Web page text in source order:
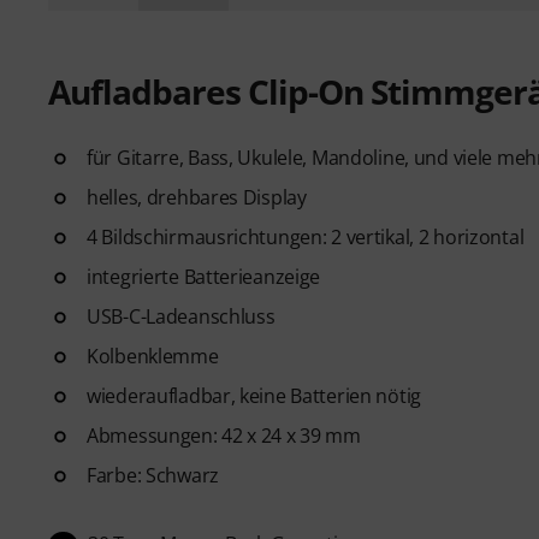
Aufladbares Clip-On
für Gitarre, Bass, Ukulele, Mandoline, und viele
helles, drehbares Display
4 Bildschirmausrichtungen: 2 vertikal, 2 horizontal
integrierte Batterieanzeige
USB-C-Ladeanschluss
Kolbenklemme
wiederaufladbar, keine Batterien nötig
Abmessungen: 42 x 24 x 39 mm
Farbe: Schwarz